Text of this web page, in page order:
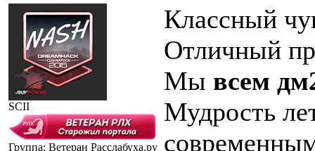
SCII
Группа: Ветеран Расслабуха.ру
Классный
Отличный
Мы всем
Мудрость